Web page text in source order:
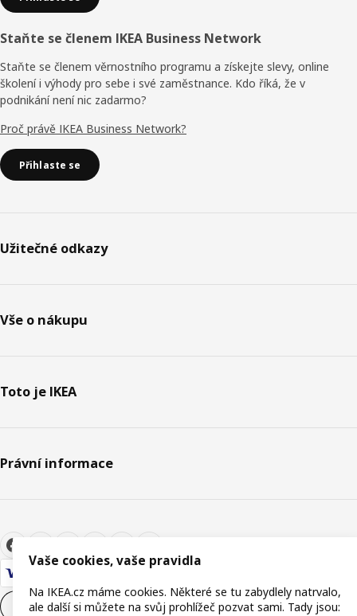
Staňte se členem IKEA Business Network
Staňte se členem věrnostního programu a získejte slevy, online
školení i výhody pro sebe i své zaměstnance. Kdo říká, že v
podnikání není nic zadarmo?
Proč právě IKEA Business Network?
Přihlaste se
Užitečné odkazy
Vše o nákupu
Toto je IKEA
Právní informace
Nastavení souborů cookie CS
Vaše cookies, vaše pravidla
Na IKEA.cz máme cookies. Některé se tu zabydlely natrvalo,
ale další si můžete na svůj prohlížeč pozvat sami. Tady jsou: